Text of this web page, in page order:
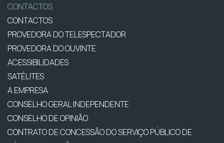
CONTACTOS
CONTACTOS
PROVEDORA DO TELESPECTADOR
PROVEDORA DO OUVINTE
ACESSIBILIDADES
SATÉLITES
A EMPRESA
CONSELHO GERAL INDEPENDENTE
CONSELHO DE OPINIÃO
CONTRATO DE CONCESSÃO DO SERVIÇO PÚBLICO DE